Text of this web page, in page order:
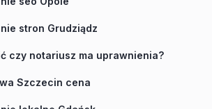
stron Grudziądz
czy notariusz ma uprawnienia?
Szczecin cena